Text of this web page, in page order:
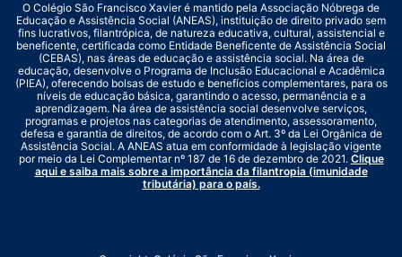
O Colégio São Francisco Xavier é mantido pela Associação Nóbrega de
Educação e Assistência Social (ANEAS), instituição de direito privado sem
fins lucrativos, filantrópica, de natureza educativa, cultural, assistencial e
beneficente, certificada como Entidade Beneficente de Assistência Social
(CEBAS), nas áreas de educação e assistência social. Na área de
educação, desenvolve o Programa de Inclusão Educacional e Acadêmica
(PIEA), oferecendo bolsas de estudo e benefícios complementares, para os
níveis de educação básica, garantindo o acesso, permanência e a
aprendizagem. Na área de assistência social desenvolve serviços,
programas e projetos nas categorias de atendimento, assessoramento,
defesa e garantia de direitos, de acordo com o Art. 3º da Lei Orgânica de
Assistência Social. A ANEAS atua em conformidade à legislação vigente
por meio da Lei Complementar nº 187 de 16 de dezembro de 2021. Clique
aqui e saiba mais sobre a importância da filantropia (imunidade
tributária) para o país.